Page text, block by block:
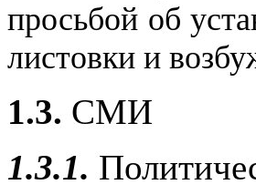
просьбой об
листовки и
1.3. СМИ
1.3.1.